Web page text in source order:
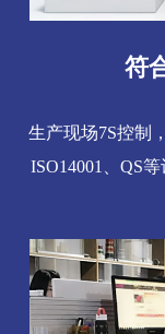
符
生产现场7S控制
ISO14001、QS